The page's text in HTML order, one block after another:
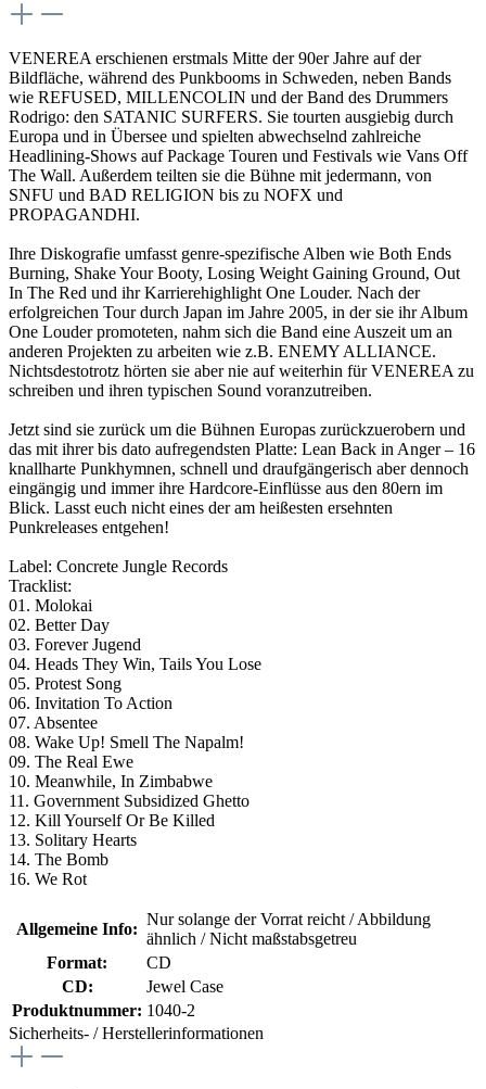
VENEREA erschienen erstmals Mitte der 90er Jahre auf der
Bildfläche, während des Punkbooms in Schweden, neben Bands
wie REFUSED, MILLENCOLIN und der Band des Drummers
Rodrigo: den SATANIC SURFERS. Sie tourten ausgiebig durch
Europa und in Übersee und spielten abwechselnd zahlreiche
Headlining-Shows auf Package Touren und Festivals wie Vans Off
The Wall. Außerdem teilten sie die Bühne mit jedermann, von
SNFU und BAD RELIGION bis zu NOFX und
PROPAGANDHI.
Ihre Diskografie umfasst genre-spezifische Alben wie Both Ends
Burning, Shake Your Booty, Losing Weight Gaining Ground, Out
In The Red und ihr Karrierehighlight One Louder. Nach der
erfolgreichen Tour durch Japan im Jahre 2005, in der sie ihr Album
One Louder promoteten, nahm sich die Band eine Auszeit um an
anderen Projekten zu arbeiten wie z.B. ENEMY ALLIANCE.
Nichtsdestotrotz hörten sie aber nie auf weiterhin für VENEREA zu
schreiben und ihren typischen Sound voranzutreiben.
Jetzt sind sie zurück um die Bühnen Europas zurückzuerobern und
das mit ihrer bis dato aufregendsten Platte: Lean Back in Anger – 16
knallharte Punkhymnen, schnell und draufgängerisch aber dennoch
eingängig und immer ihre Hardcore-Einflüsse aus den 80ern im
Blick. Lasst euch nicht eines der am heißesten ersehnten
Punkreleases entgehen!
Label: Concrete Jungle Records
Tracklist:
01. Molokai
02. Better Day
03. Forever Jugend
04. Heads They Win, Tails You Lose
05. Protest Song
06. Invitation To Action
07. Absentee
08. Wake Up! Smell The Napalm!
09. The Real Ewe
10. Meanwhile, In Zimbabwe
11. Government Subsidized Ghetto
12. Kill Yourself Or Be Killed
13. Solitary Hearts
14. The Bomb
16. We Rot
Allgemeine Info:
Nur solange der Vorrat reicht / Abbildung
ähnlich / Nicht maßstabsgetreu
Format:
CD
CD:
Jewel Case
Produktnummer: 1040-2
Sicherheits- / Herstellerinformationen